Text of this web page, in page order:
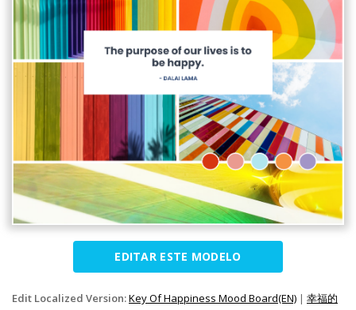
EDITAR ESTE MODELO
Edit Localized Version:Key Of Happiness Mood Board(EN) | 幸福的